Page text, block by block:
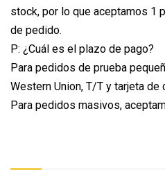
stock, por lo que aceptamos 1
de pedido.
P: ¿Cuál es el plazo de pago?
Para pedidos de prueba
Western Union, T/T y tarjeta de
Para pedidos masivos,